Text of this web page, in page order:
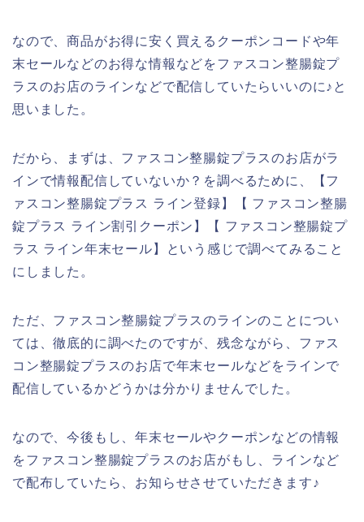
なので、商品がお得に安く買えるクーポンコードや年
末セールなどのお得な情報などをファスコン整腸錠プ
ラスのお店のラインなどで配信していたらいいのに♪と
思いました。
だから、まずは、ファスコン整腸錠プラスのお店がラ
インで情報配信していないか？を調べるために、【フ
ァスコン整腸錠プラス ライン登録】【 ファスコン整腸
錠プラス ライン割引クーポン】【 ファスコン整腸錠プ
ラス ライン年末セール】という感じで調べてみること
にしました。
ただ、ファスコン整腸錠プラスのラインのことについ
ては、徹底的に調べたのですが、残念ながら、ファス
コン整腸錠プラスのお店で年末セールなどをラインで
配信しているかどうかは分かりませんでした。
なので、今後もし、年末セールやクーポンなどの情報
をファスコン整腸錠プラスのお店がもし、ラインなど
で配布していたら、お知らせさせていただきます♪